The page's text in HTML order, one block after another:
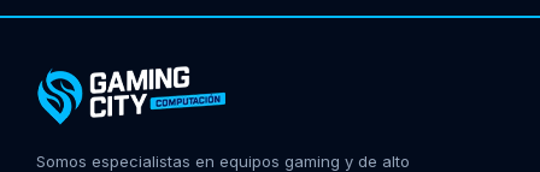
Somos especialistas en equipos gaming y de alto